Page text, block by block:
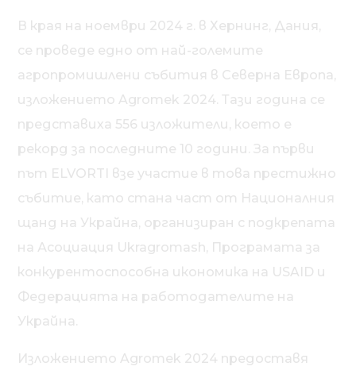
В края на ноември 2024 г. в Хернинг, Дания,
се проведе едно от най-големите
агропромишлени събития в Северна Европа,
изложението Agromek 2024. Тази година се
представиха 556 изложители, което е
рекорд за последните 10 години. За първи
път ELVORTI взе участие в това престижно
събитие, като стана част от Националния
щанд на Украйна, организиран с подкрепата
на Асоциация Ukragromash, Програмата за
конкурентоспособна икономика на USAID и
Федерацията на работодателите на
Украйна.
Изложението Agromek 2024 предоставя